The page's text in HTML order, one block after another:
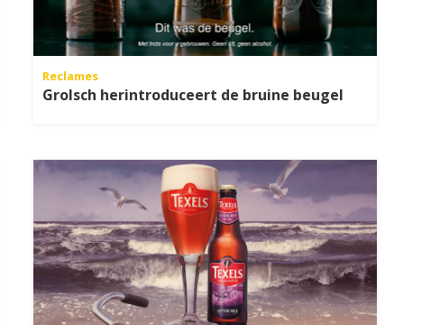
Reclames
Grolsch herintroduceert de bruine beugel